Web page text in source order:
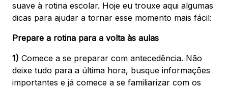
Comodidades Eventos Cinema
Vitrine virtual
suave à rotina escolar. Hoje eu trouxe aqui algumas
dicas para ajudar a tornar esse momento mais fácil:
Prepare a rotina para a volta às aulas
1) Comece a se preparar com antecedência. Não
deixe tudo para a última hora, busque informações
importantes e já comece a se familiarizar com os